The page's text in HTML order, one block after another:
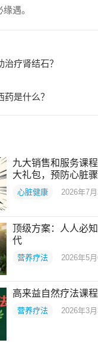
缘遇。
疗肾结石？
是什么？
九大销售和服务课
大礼包，预防心脏
心脏健康 2026年7月
顶级方案：人人必
代
营养疗法 2026年5月
高来益自然疗法课
营养疗法 2026年3月